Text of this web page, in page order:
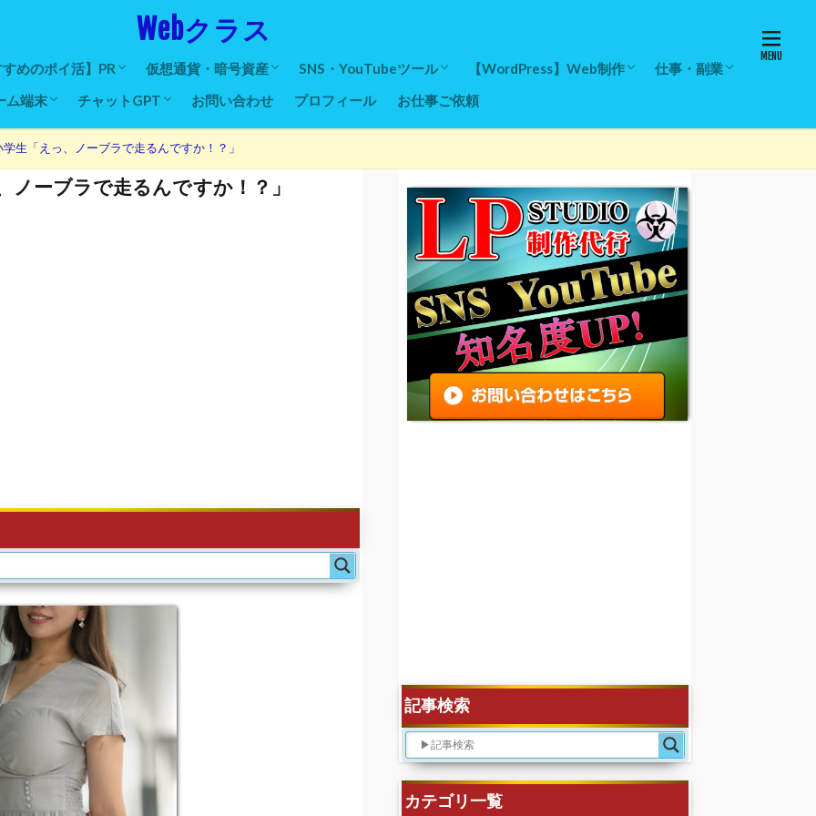
Webクラス
めのポイ活】PR
めポイ活一覧
ポイ活
トタウン
ー
リッチ
オンワールド
ミル
マネー
ィ
ス
仮想通貨・暗号資産
おすすめ口座開設取引所
BINANCE入出金・送金方法
BINANCEコンバート方法
コインチェック入出金・送金方法
コインチェックコンバート方法
MetaMaskの使い方
二段階認証(Google)
二段階認証(Microsoft)
仮想通貨の歴史
仮想通貨のリスク管理
SNS・YouTubeツール
自動化ツール導入レビュー
Twitterツール一覧
自動ツイートツール
自動フォローツール
自動フォロワー増加ツール
YouTube自動ツール
【WordPress】Web制作
ブログの始め方
【WordPress】テーマ
【WordPress】エラー対策
【WordPress】デザイン設定
【WordPress】レンタルサーバー
【WordPress】ドメイン取得・設定
【Googleアドセンス】ASPアフィリ
スパムコメント対策
仕事・副業
ム端末
ターフェース
ク
ア
PC一覧
トパソコン
ショップ
ード
チャットGPT
初め方・使い方
スマホアプリの使い方・翻訳方法
お問い合わせ プロフィール お仕事ご依頼
生「えっ、ノーブラで走るんですか！？」
ノーブラで走るんですか！？」
記事検索
カテゴリ一覧